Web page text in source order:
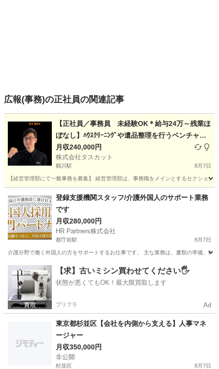
広報(事務)の正社員の関連記事
【正社員／事務員 未経験OK＊給与24万～残業ほ
ぼなし】ﾊｳｽｸﾘｰﾆﾝｸﾞや遺品整理を行うベンチャー
企業
月収240,000円
株式会社タスカット
鶴川駅 8月7日
【経営管理部にて一般事務を募集】 経営管理部は、事務職をメインとするセクショ
鶴川駅 事務
登録支援機関スタッフ/介護外国人のサポート業務
です
月収280,000円
HR Partners株式会社
都庁前駅 8月7日
介護分野で働く外国人の方をサポートするお仕事です。 主な業務は、書類の準備、
東京 新宿区 都庁前駅 一般事務
【求】古いミシン買わせてください🖐️
状態が悪くてもOK！最大限買取します
プリフラ Ad
東京都杉並区【会社を内側から支える】人事マネ
ージャー
月収350,000円
非公開
杉並区 8月7日